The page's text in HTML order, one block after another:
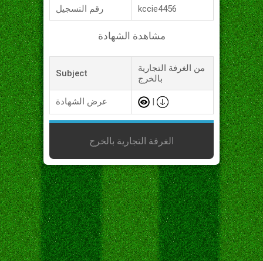
رقم التسجيل kccie4456
مشاهدة الشهادة
Subject
من الغرفة التجارية
بالخرج
عرض الشهادة
الغرفة التجارية بالخرج